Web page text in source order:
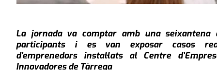
La jornada va comptar amb una seixantena
participants i es van exposar casos
d’emprenedors instal·lats al Centre
Innovadores de Tàrrega